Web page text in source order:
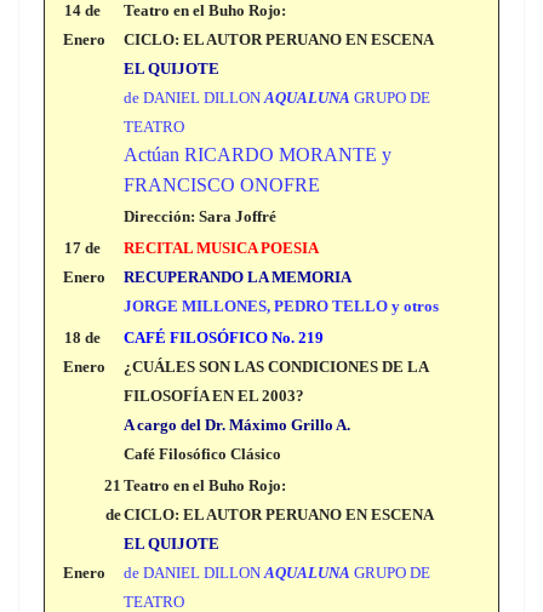
14 de
Enero
Teatro en el Buho Rojo:
CICLO: EL AUTOR PERUANO EN ESCENA
EL QUIJOTE
de DANIEL DILLON AQUALUNA GRUPO DE
TEATRO
Actúan RICARDO MORANTE y
FRANCISCO ONOFRE
Dirección: Sara Joffré
17 de
Enero
RECITAL MUSICA POESIA
RECUPERANDO LA MEMORIA
JORGE MILLONES, PEDRO TELLO y otros
18 de
Enero
CAFÉ FILOSÓFICO No. 219
¿CUÁLES SON LAS CONDICIONES DE LA
FILOSOFÍA EN EL 2003?
A cargo del Dr. Máximo Grillo A.
Café Filosófico Clásico
21
de
Enero
Teatro en el Buho Rojo:
CICLO: EL AUTOR PERUANO EN ESCENA
EL QUIJOTE
de DANIEL DILLON AQUALUNA GRUPO DE
TEATRO